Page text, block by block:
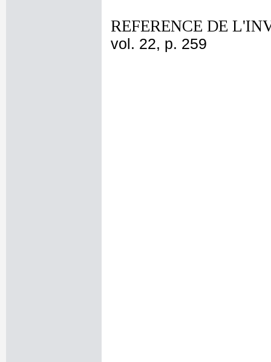
REFERENCE DE
vol. 22, p. 259